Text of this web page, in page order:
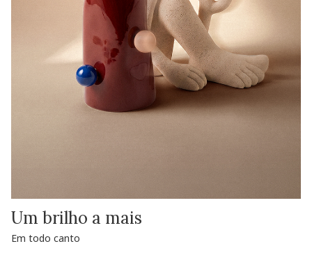
Um brilho a mais
Em todo canto